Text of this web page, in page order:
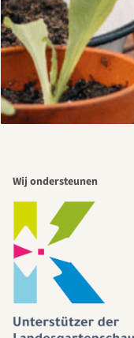
Wij ondersteunen